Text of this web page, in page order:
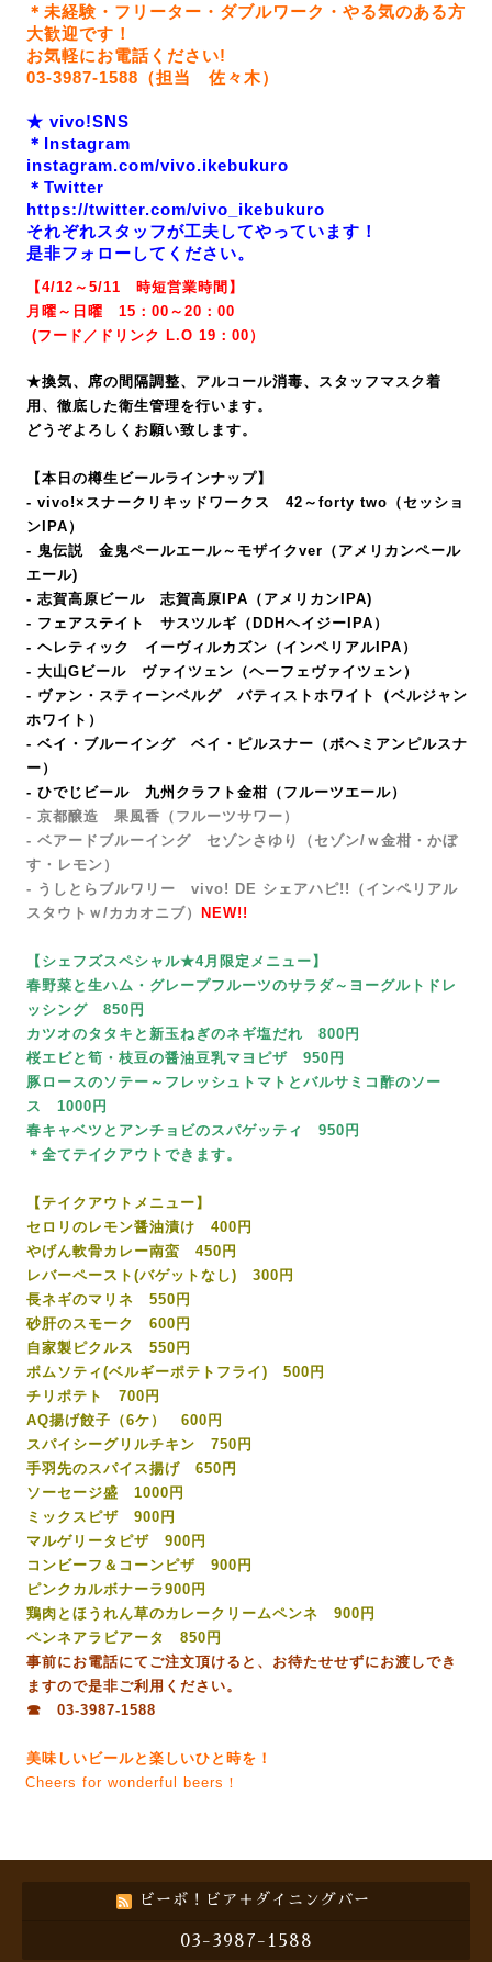
＊未経験・フリーター・ダブルワーク・やる気のある方
大歓迎です！
お気軽にお電話ください!
03-3987-1588（担当 佐々木）
★ vivo!SNS
＊Instagram
instagram.com/vivo.ikebukuro
＊Twitter
https://twitter.com/vivo_ikebukuro
それぞれスタッフが工夫してやっています！
是非フォローしてください。
【4/12～5/11 時短営業時間】
月曜～日曜 15：00～20：00
(フード／ドリンク L.O 19 ：00）
★換気、席の間隔調整、アルコール消毒、スタッフマスク着
用、徹底した衛生管理を行います。
どうぞよろしくお願い致します。
【本日の樽生ビールラインナップ】
- vivo!×スナークリキッドワークス 42～forty two（セッショ
ンIPA）
- 鬼伝説 金鬼ペールエール～モザイクver（アメリカンペール
エール)
- 志賀高原ビール 志賀高原IPA（アメリカンIPA)
- フェアステイト サスツルギ（DDHヘイジーIPA）
- ヘレティック イーヴィルカズン（インペリアルIPA）
- 大山Gビール ヴァイツェン（ヘーフェヴァイツェン）
- ヴァン・スティーンベルグ バティストホワイト（ベルジャン
ホワイト）
- ベイ・ブルーイング ベイ・ピルスナー （ボヘミアンピルスナ
ー）
- ひでじビール 九州クラフト金柑（フルーツエール）
- 京都醸造 果風香（フルーツサワー）
- ベアードブルーイング セゾンさゆり（セゾン/ｗ金柑・かぼ
す・レモン）
- うしとらブルワリー vivo! DE シェアハピ!!（インペリアル
スタウトｗ/カカオニブ）
NEW!!
【シェフズスペシャル★4月限定メニュー】
春野菜と生ハム・グレープフルーツのサラダ～ヨーグルトドレ
ッシング 850円
カツオのタタキと新玉ねぎのネギ塩だれ 800円
桜エビと筍・枝豆の醤油豆乳マヨピザ 950円
豚ロースのソテー～フレッシュトマトとバルサミコ酢のソー
ス 1000円
春キャベツとアンチョビのスパゲッティ 950円
＊全てテイクアウトできます。
【テイクアウトメニュー】
セロリのレモン醤油漬け 400円
やげん軟骨カレー南蛮 450円
レバーペースト(バゲットなし) 300円
長ネギのマリネ 550円
砂肝のスモーク 600円
自家製ピクルス 550円
ポムソティ(ベルギーポテトフライ) 500円
チリポテト 700円
AQ揚げ餃子（6ケ） 600円
スパイシーグリルチキン 750円
手羽先のスパイス揚げ 650円
ソーセージ盛 1000円
ミックスピザ 900円
マルゲリータピザ 900円
コンビーフ＆コーンピザ 900円
ピンクカルボナーラ900円
鶏肉とほうれん草のカレークリームペンネ 900円
ペンネアラビアータ 850円
事前にお電話にてご注文頂けると、お待たせせずにお渡しでき
ますので是非ご利用ください。
☎ 03-3987-1588
美味しいビールと楽しいひと時を！
Cheers for wonderful beers！
ビーボ！ビア＋ダイニングバー
03-3987-1588